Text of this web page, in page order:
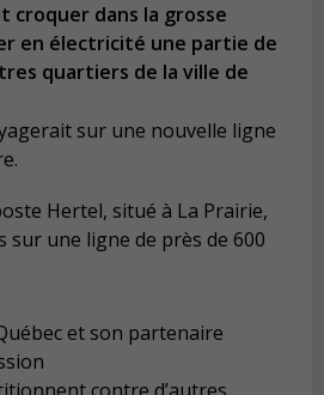
croquer dans la grosse
en électricité une partie de
quartiers de la ville de
sur une nouvelle ligne
Hertel, situé à La Prairie,
sur une ligne de près de 600
et son partenaire